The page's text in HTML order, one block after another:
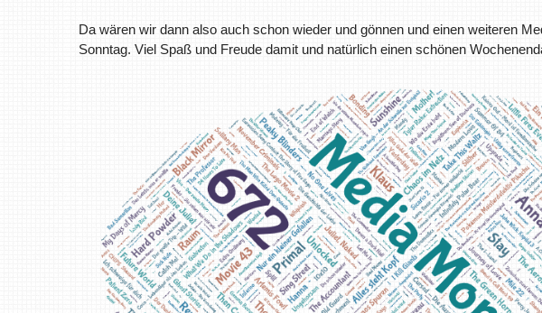
Da wären wir dann also auch schon wieder und gönnen und einen weiteren
Sonntag. Viel Spaß und Freude damit und natürlich einen schönen